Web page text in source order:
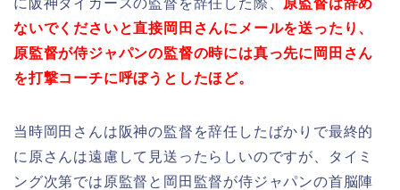
ないでくださいと直接岡田さんにメールを送ったり、
原監督が侍ジャパンの監督の時には真っ先に岡田さん
を打撃コーチに呼ぼうとしたほど。
当時岡田さんは阪神の監督を辞任したばかりで最終的
に原さんは遠慮して見送ったらしいのですが、タイミ
ング次第では原監督と岡田監督が侍ジャパンの首脳陣